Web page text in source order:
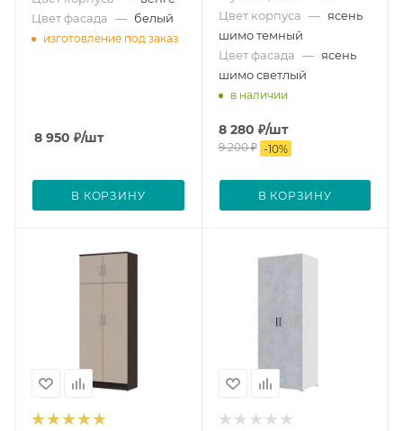
Цвет фасада — белый
изготовление под заказ
8 950 ₽/шт
В КОРЗИНУ
Цвет корпуса — ясень
шимо темный
Цвет фасада — ясень
шимо светлый
в наличии
8 280 ₽/шт
9 200₽ -10%
В КОРЗИНУ